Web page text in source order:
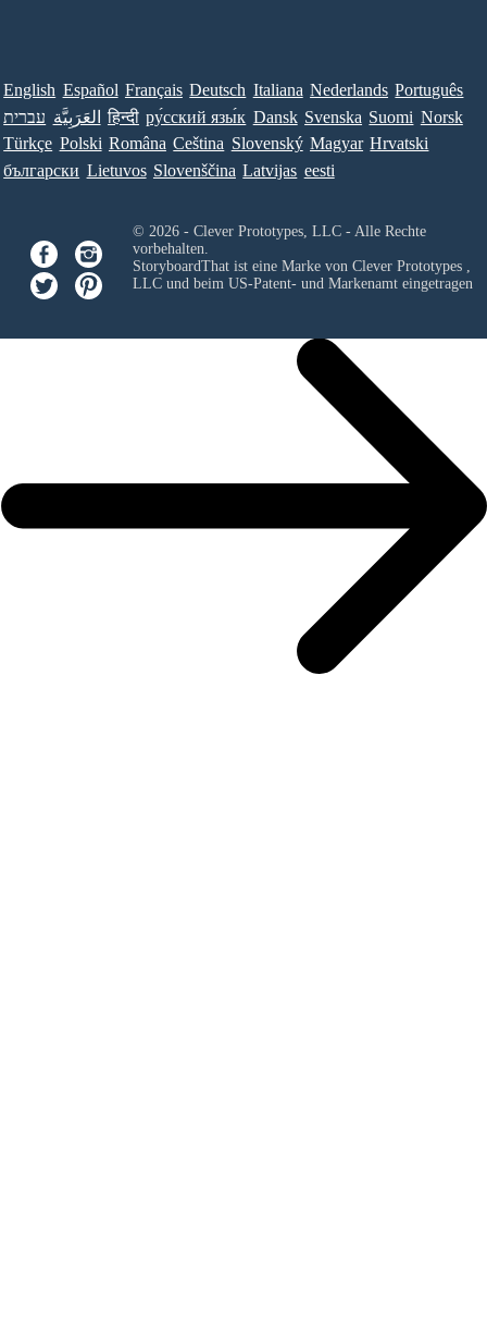
English Español Français Deutsch Italiana Nederlands Português
עברית العَرَبِيَّة हिन्दी ру́сский язы́к Dansk Svenska Suomi Norsk
Türkçe Polski Româna Ceština Slovenský Magyar Hrvatski
български Lietuvos Slovenščina Latvijas eesti
© 2026 - Clever Prototypes, LLC - Alle Rechte
vorbehalten.
StoryboardThat ist eine Marke von Clever Prototypes ,
LLCund beim US-Patent- und Markenamt eingetragen